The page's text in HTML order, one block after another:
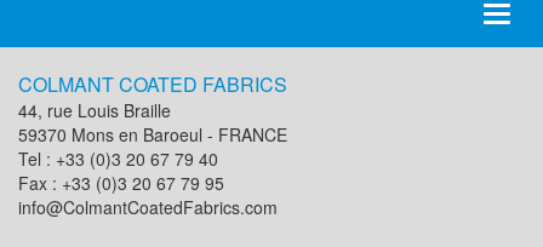
COLMANT COATED FABRICS
44, rue Louis Braille
59370 Mons en Baroeul - FRANCE
Tel : +33 (0)3 20 67 79 40
Fax : +33 (0)3 20 67 79 95
info@ColmantCoatedFabrics.com